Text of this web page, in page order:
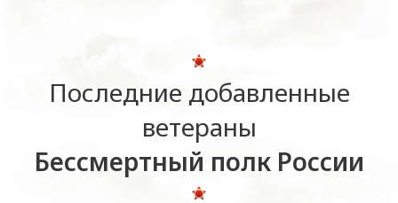
Последние добавленные
ветераны
Бессмертный полк России